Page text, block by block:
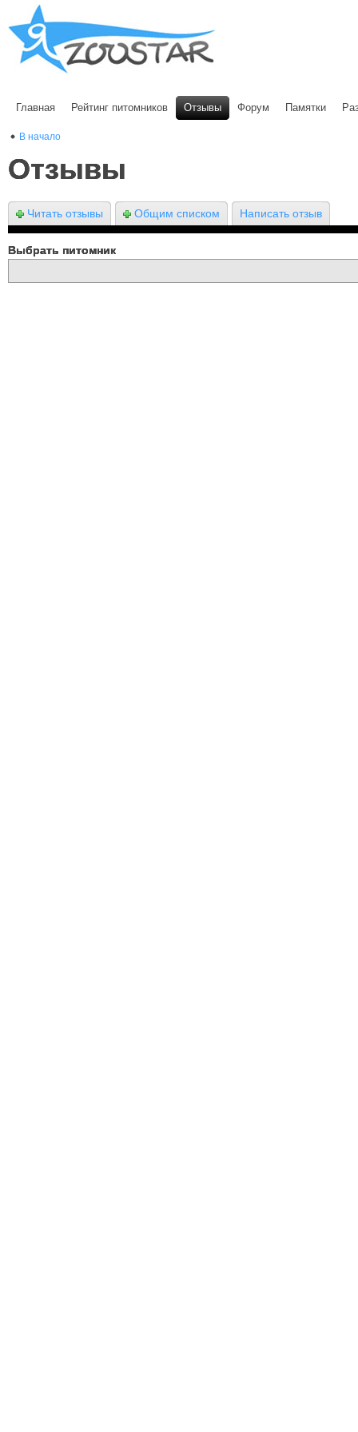
Главная Рейтинг питомников Отзывы Форум Памятки
В начало
Отзывы
Читать отзывы Общим списком Написать отзыв
Выбрать питомник